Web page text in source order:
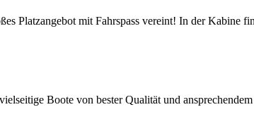
Platzangebot mit Fahrspass vereint! In der Kabine
Boote von bester Qualität und